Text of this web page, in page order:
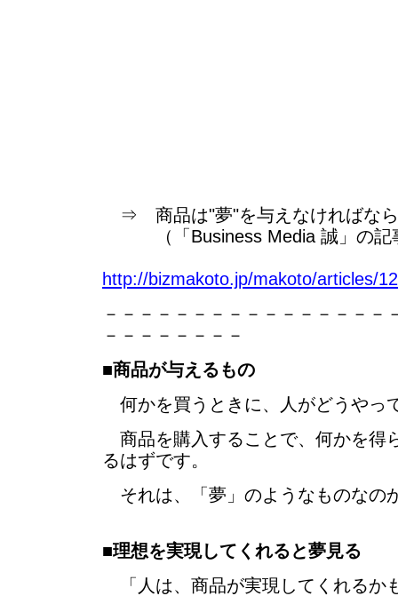
⇒ 商品は"夢"を与えなければな
（「Business Media 誠」の記
http://bizmakoto.jp/makoto/articles/
－－－－－－－－－－－－－－－－
－－－－－－－－
■商品が与えるもの
何かを買うときに、人がどうやっ
商品を購入することで、何かを得
るはずです。
それは、「夢」のようなものなの
■理想を実現してくれると夢見る
「人は、商品が実現してくれるか